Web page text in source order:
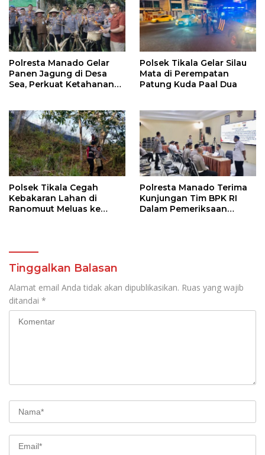
Polresta Manado Gelar
Panen Jagung di Desa
Sea, Perkuat Ketahanan
Polsek Tikala Gelar Silau
Mata di Perempatan
Patung Kuda Paal Dua
Polsek Tikala Cegah
Kebakaran Lahan di
Ranomuut Meluas ke
Polresta Manado Terima
Kunjungan Tim BPK RI
Dalam Pemeriksaan
Tinggalkan Balasan
Alamat email Anda tidak akan dipublikasikan. Ruas yang wajib
ditandai *